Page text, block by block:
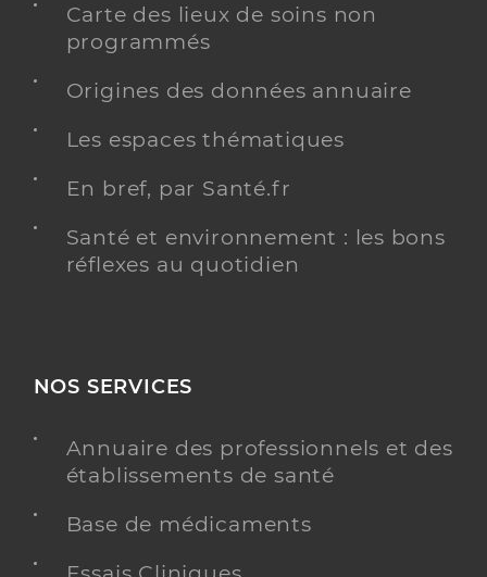
Carte des lieux de soins non
programmés
Origines des données annuaire
Les espaces thématiques
En bref, par Santé.fr
Santé et environnement : les bons
réflexes au quotidien
NOS SERVICES
Annuaire des professionnels et des
établissements de santé
Base de médicaments